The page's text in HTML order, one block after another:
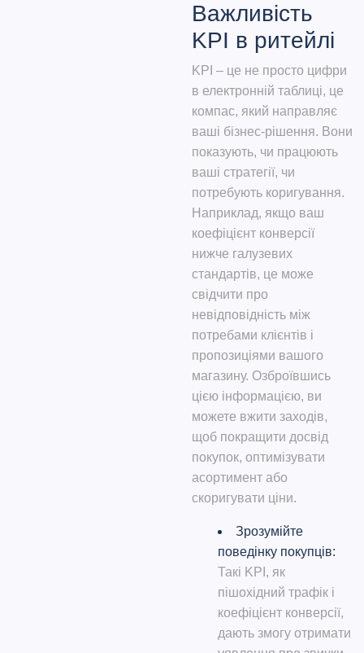
Важливість
KPI в ритейлі
KPI – це не просто цифри
в електронній таблиці, це
компас, який направляє
ваші бізнес-рішення. Вони
показують, чи працюють
ваші стратегії, чи
потребують коригування.
Наприклад, якщо ваш
коефіцієнт конверсії
нижче галузевих
стандартів, це може
свідчити про
невідповідність між
потребами клієнтів і
пропозиціями вашого
магазину. Озброївшись
цією інформацією, ви
можете вжити заходів,
щоб покращити досвід
покупок, оптимізувати
асортимент або
скоригувати ціни.
Зрозумійте
поведінку покупців:
Такі KPI, як
пішохідний трафік і
коефіцієнт конверсії,
дають змогу отримати